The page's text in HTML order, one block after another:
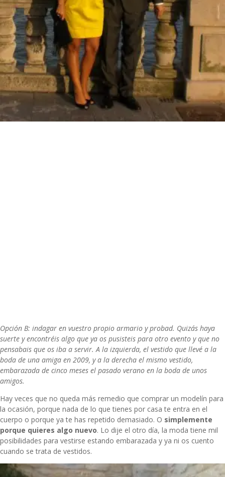
Opción B: indagar en vuestro propio armario y probad. Quizás haya
suerte y encontréis algo que ya os pusisteis para otro evento y que no
pensabais que os iba a servir. A la izquierda, el vestido que llevé a la
boda de una amiga en 2009, y a la derecha el mismo vestido,
embarazada de cinco meses el pasado verano en la boda de unos
amigos.
Hay veces que no queda más remedio que comprar un modelín para
la ocasión, porque nada de lo que tienes por casa te entra en el
cuerpo o porque ya te has repetido demasiado. O simplemente
porque quieres algo nuevo. Lo dije el otro día, la moda tiene mil
posibilidades para vestirse estando embarazada y ya ni os cuento
cuando se trata de vestidos.